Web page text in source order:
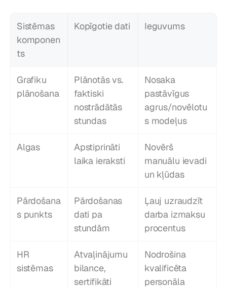
Sistēmas
komponen
ts
Kopīgotie dati Ieguvums
Grafiku
plānošana
Plānotās vs.
faktiski
nostrādātās
stundas
Nosaka
pastāvīgus
agrus/novēlotu
s modeļus
Algas
Apstiprināti
laika ieraksti
Novērš
manuālu ievadi
un kļūdas
Pārdošana
s punkts
Pārdošanas
dati pa
stundām
Ļauj uzraudzīt
darba izmaksu
procentus
HR
sistēmas
Atvaļinājumu
bilance,
sertifikāti
Nodrošina
kvalificēta
personāla